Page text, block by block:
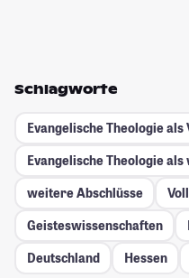
Schlagworte
Evangelische Theologie
Evangelische Theologie
weitere Abschlüsse
Geisteswissenschaften
Deutschland
Hessen